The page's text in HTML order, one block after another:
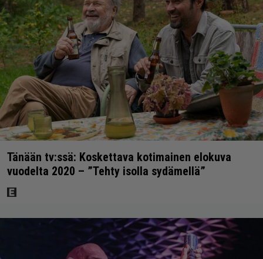
Tänään tv:ssä: Koskettava kotimainen elokuva
vuodelta 2020 – ”Tehty isolla sydämellä”